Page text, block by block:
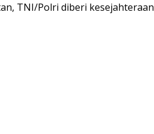
TNI/Polri diberi kesejahteraan